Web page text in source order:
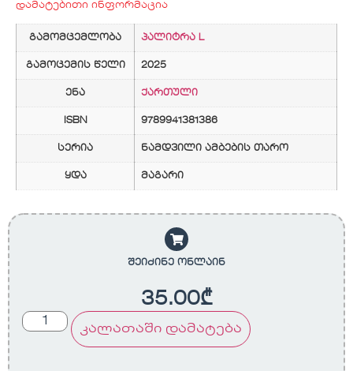
დამატებითი ინფორმაცია
გამომცემლობა პალიტრა L
გამოცემის წელი 2025
ენა ქართული
ISBN 9789941381386
სერია ნამდვილი ამბების თარო
ყდა მაგარი
შეიძინე ონლაინ
35.00₾
კალათაში დამატება